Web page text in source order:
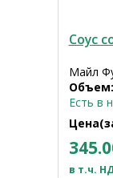
Соус
Майл
Есть в
в т.ч.